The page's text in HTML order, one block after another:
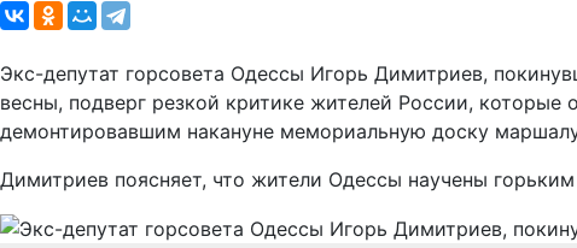
Экс-депутат горсовета Одессы Игорь Димитриев,
весны, подверг резкой критике жителей России, которые
демонтировавшим накануне мемориальную доску
Димитриев поясняет, что жители Одессы научены